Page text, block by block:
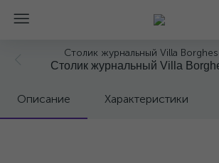
Столик журнальный Villa
Столик журнальный Villa
Описание Характеристики